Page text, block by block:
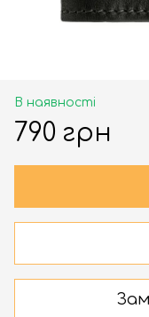
В наявності
790 грн